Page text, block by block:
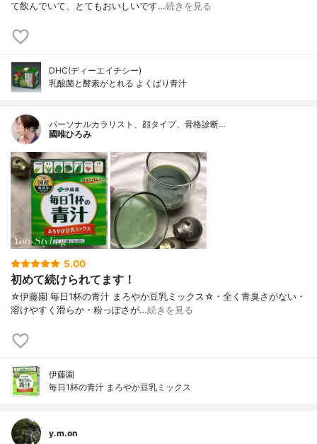
て飲んでいて、とてもおいしいです…続きを見る
DHC(ディーエイチシー)
乳酸菌と酵素がとれる よくばり青汁
パーソナルカラリスト、顔タイプ、骨格診断…
國唯ひろみ
5.00
初めて続けられてます！
☆伊藤園 毎日1杯の青汁 まろやか豆乳ミックス☆・全く青臭さがない・
溶けやすく滑らか・粉っぽさが…続きを見る
伊藤園
毎日1杯の青汁 まろやか豆乳ミックス
y.m.on